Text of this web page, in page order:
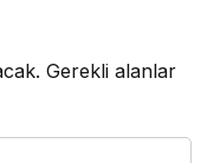
Gerekli alanlar